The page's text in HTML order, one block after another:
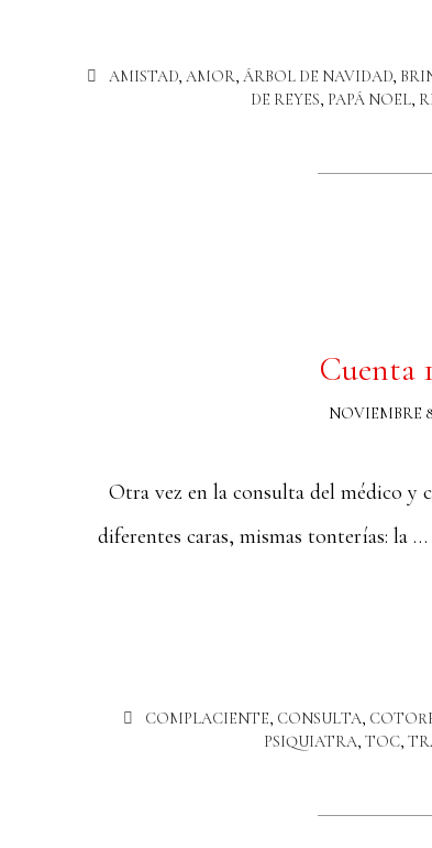
AMISTAD,AMOR,ÁRBOL DE NAVIDAD,
DE REYES, PAPÁ NOEL,
Cuenta
NOVIEMBRE
Otra vez en la consulta del médico y
diferentes caras, mismas tonterías: la …
COMPLACIENTE, CONSULTA,
PSIQUIATRA, TOC,